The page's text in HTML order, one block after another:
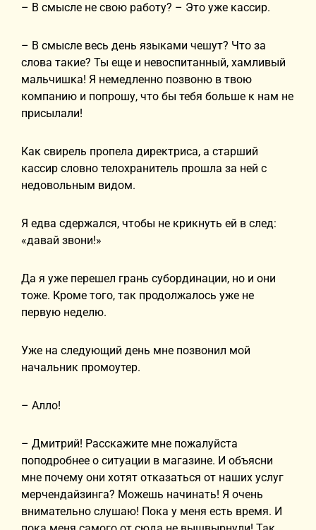
– В смысле не свою работу? – Это уже кассир.
– В смысле весь день языками чешут? Что за
слова такие? Ты еще и невоспитанный, хамливый
мальчишка! Я немедленно позвоню в твою
компанию и попрошу, что бы тебя больше к нам не
присылали!
Как свирель пропела директриса, а старший
кассир словно телохранитель прошла за ней с
недовольным видом.
Я едва сдержался, чтобы не крикнуть ей в след:
«давай звони!»
Да я уже перешел грань субординации, но и они
тоже. Кроме того, так продолжалось уже не
первую неделю.
Уже на следующий день мне позвонил мой
начальник промоутер.
– Алло!
– Дмитрий! Расскажите мне пожалуйста
поподробнее о ситуации в магазине. И объясни
мне почему они хотят отказаться от наших услуг
мерчендайзинга? Можешь начинать! Я очень
внимательно слушаю! Пока у меня есть время. И